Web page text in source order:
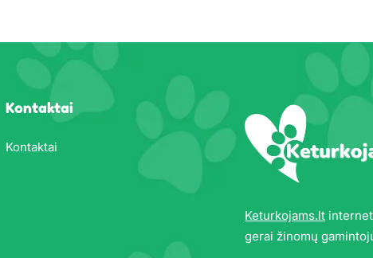
Kontaktai
Kontaktai
Keturkojams.lt
gerai žinomų